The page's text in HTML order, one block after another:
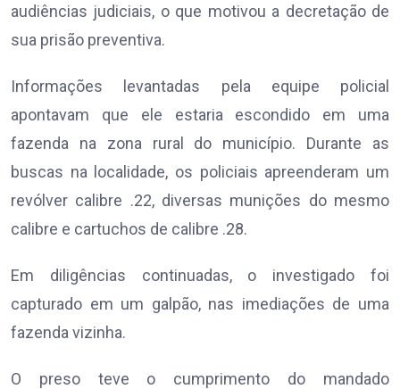
audiências judiciais, o que motivou a decretação de
sua prisão preventiva.
Informações levantadas pela equipe policial
apontavam que ele estaria escondido em uma
fazenda na zona rural do município. Durante as
buscas na localidade, os policiais apreenderam um
revólver calibre .22, diversas munições do mesmo
calibre e cartuchos de calibre .28.
Em diligências continuadas, o investigado foi
capturado em um galpão, nas imediações de uma
fazenda vizinha.
O preso teve o cumprimento do mandado